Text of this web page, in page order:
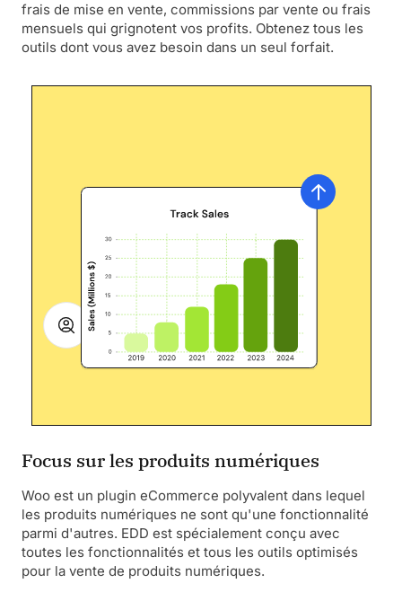
frais de mise en vente, commissions par vente ou frais
mensuels qui grignotent vos profits. Obtenez tous les
outils dont vous avez besoin dans un seul forfait.
Focus sur les produits numériques
Woo est un plugin eCommerce polyvalent dans lequel
les produits numériques ne sont qu'une fonctionnalité
parmi d'autres. EDD est spécialement conçu avec
toutes les fonctionnalités et tous les outils optimisés
pour la vente de produits numériques.